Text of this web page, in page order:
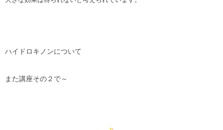
ハイドロキノンについて
また講座その２で～